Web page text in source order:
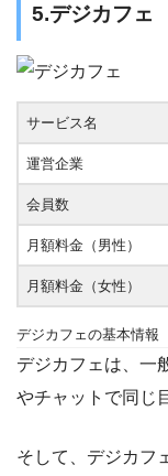
5.デジカフェ
サービス名
運営企業
会員数
月額料金（男性）
月額料金（女性）
デジカフェの基本情報
デジカフェは、一
やチャットで同じ
そして、デジカフ